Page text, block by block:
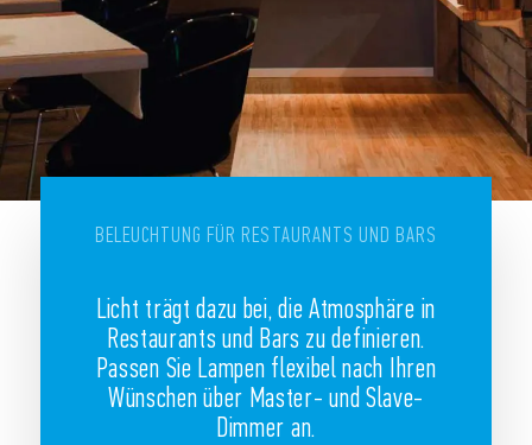
BELEUCHTUNG FÜR RESTAURANTS UND BARS
Licht trägt dazu bei, die Atmosphäre in
Restaurants und Bars zu definieren.
Passen Sie Lampen flexibel nach Ihren
Wünschen über Master- und Slave-
Dimmer an.